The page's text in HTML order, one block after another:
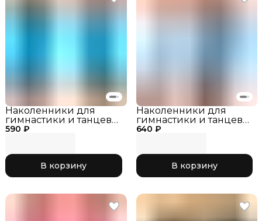
590 ₽
Наколенники для
гимнастики и танцев
INDIGO SM-113
В корзину
640 ₽
Наколенники для
гимнастики и танцев
INDIGO SM-113 Голубой,
В корзину